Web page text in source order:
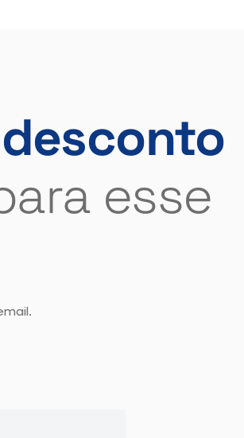
desconto
esse